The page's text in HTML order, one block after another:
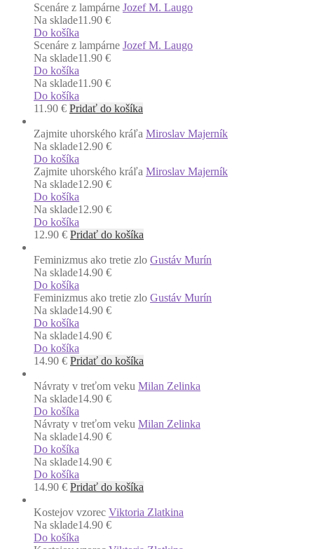
Scenáre z lampárne Jozef M. Laugo
Na sklade11.90 €
Do košíka
Scenáre z lampárne Jozef M. Laugo
Na sklade11.90 €
Do košíka
Na sklade11.90 €
Do košíka
11.90 € Pridať do košíka
Zajmite uhorského kráľa Miroslav Majerník
Na sklade12.90 €
Do košíka
Zajmite uhorského kráľa Miroslav Majerník
Na sklade12.90 €
Do košíka
Na sklade12.90 €
Do košíka
12.90 € Pridať do košíka
Feminizmus ako tretie zlo Gustáv Murín
Na sklade14.90 €
Do košíka
Feminizmus ako tretie zlo Gustáv Murín
Na sklade14.90 €
Do košíka
Na sklade14.90 €
Do košíka
14.90 € Pridať do košíka
Návraty v treťom veku Milan Zelinka
Na sklade14.90 €
Do košíka
Návraty v treťom veku Milan Zelinka
Na sklade14.90 €
Do košíka
Na sklade14.90 €
Do košíka
14.90 € Pridať do košíka
Kostejov vzorec Viktoria Zlatkina
Na sklade14.90 €
Do košíka